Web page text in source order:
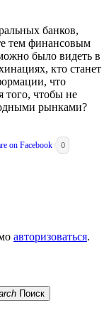
банков,
тем финансовым
было видеть в
кто станет
что
того, чтобы не
рынками?
0
авторизоваться.
Поиск